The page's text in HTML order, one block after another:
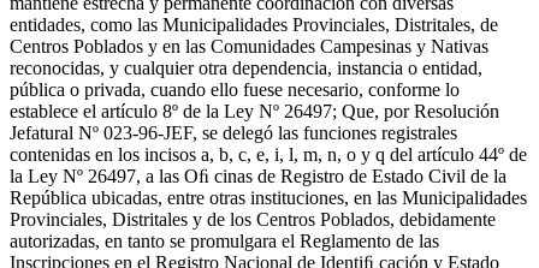
entidades, como las Municipalidades Provinciales, Distritales, de
Centros Poblados y en las Comunidades Campesinas y Nativas
reconocidas, y cualquier otra dependencia, instancia o entidad,
pública o privada, cuando ello fuese necesario, conforme lo
establece el artículo 8º de la Ley Nº 26497; Que, por Resolución
Jefatural Nº 023-96-JEF, se delegó las funciones registrales
contenidas en los incisos a, b, c, e, i, l, m, n, o y q del artículo 44º de
la Ley Nº 26497, a las Oﬁ cinas de Registro de Estado Civil de la
República ubicadas, entre otras instituciones, en las Municipalidades
Provinciales, Distritales y de los Centros Poblados, debidamente
autorizadas, en tanto se promulgara el Reglamento de las
Inscripciones en el Registro Nacional de Identiﬁ cación y Estado